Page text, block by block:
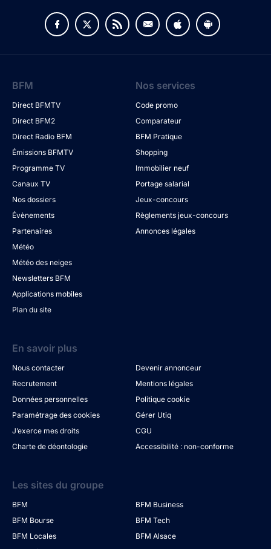
BFM
Direct BFMTV
Direct BFM2
Direct Radio BFM
Émissions BFMTV
Programme TV
Canaux TV
Nos dossiers
Évènements
Partenaires
Météo
Météo des neiges
Newsletters BFM
Applications mobiles
Plan du site
Nos services
Code promo
Comparateur
BFM Pratique
Shopping
Immobilier neuf
Portage salarial
Jeux-concours
Règlements jeux-concours
Annonces légales
En savoir plus
Nous contacter
Devenir annonceur
Recrutement
Mentions légales
Données personnelles
Politique cookie
Paramétrage des cookies
Gérer Utiq
J’exerce mes droits
CGU
Charte de déontologie
Accessibilité : non-conforme
Les sites du groupe
BFM
BFM Business
BFM Bourse
BFM Tech
BFM Locales
BFM Alsace